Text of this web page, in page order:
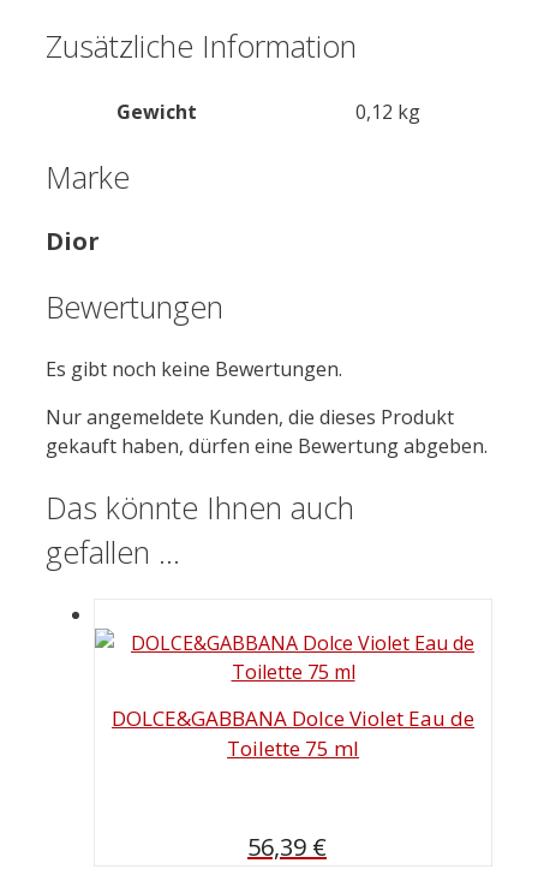
Zusätzliche Information
Gewicht 0,12 kg
Marke
Dior
Bewertungen
Es gibt noch keine Bewertungen.
Nur angemeldete Kunden, die dieses Produkt
gekauft haben, dürfen eine Bewertung abgeben.
Das könnte Ihnen auch
gefallen …
DOLCE&GABBANA Dolce Violet Eau de
Toilette 75 ml
56,39 €